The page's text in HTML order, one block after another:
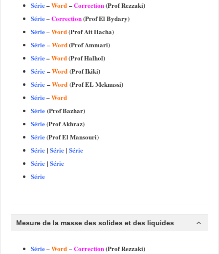
Série–Word –Correction(Prof Rezzaki)
Série–Correction(Prof El Bydary)
Série–Word(Prof Ait Hacha)
Série –Word(Prof Ammari)
Série–Word(Prof Halhol)
Série –Word (Prof Ikiki)
Série –Word (Prof EL Meknassi)
Série–Word
Série (Prof Bazhar)
Série(Prof Akhraz)
Série(Prof El Mansouri)
Série |Série |Série
Série |Série
Série
Mesure de la masse des solides et des liquides
Série–Word –Correction(Prof Rezzaki)